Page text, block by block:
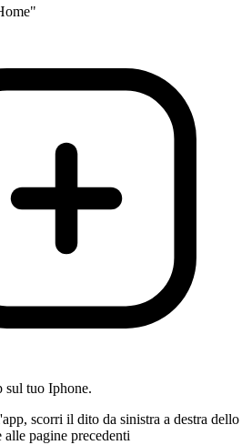
sul tuo Iphone.
scorri il dito da sinistra a destra dello
alle pagine precedenti